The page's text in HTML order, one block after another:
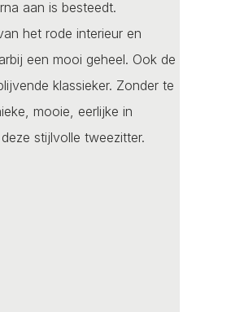
aan is besteedt.
het rode interieur en
een mooi geheel. Ook de
klassieker. Zonder te
mooie, eerlijke in
stijlvolle tweezitter.